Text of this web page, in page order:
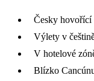
Česky hovořící
Výlety v
V hotelové
Blízko